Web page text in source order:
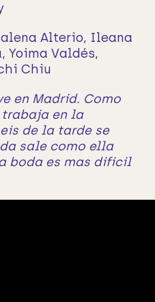
Alterio, Ileana
Yoima Valdés,
Chiu
en Madrid. Como
en la
de la tarde se
sale como ella
boda es mas dificil